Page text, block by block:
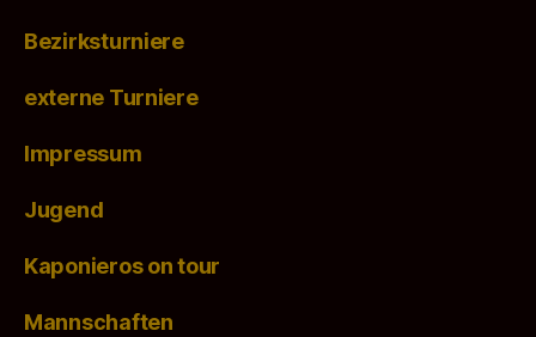
Bezirksturniere
externe Turniere
Impressum
Jugend
Kaponieros on tour
Mannschaften